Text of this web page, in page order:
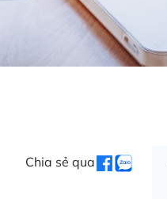
Chia sẻ qua